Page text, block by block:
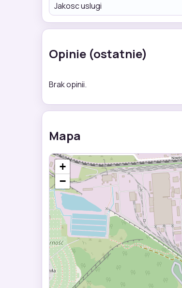
Jakosc uslugi
Opinie (ostatnie)
Brak opinii.
Mapa
+
−